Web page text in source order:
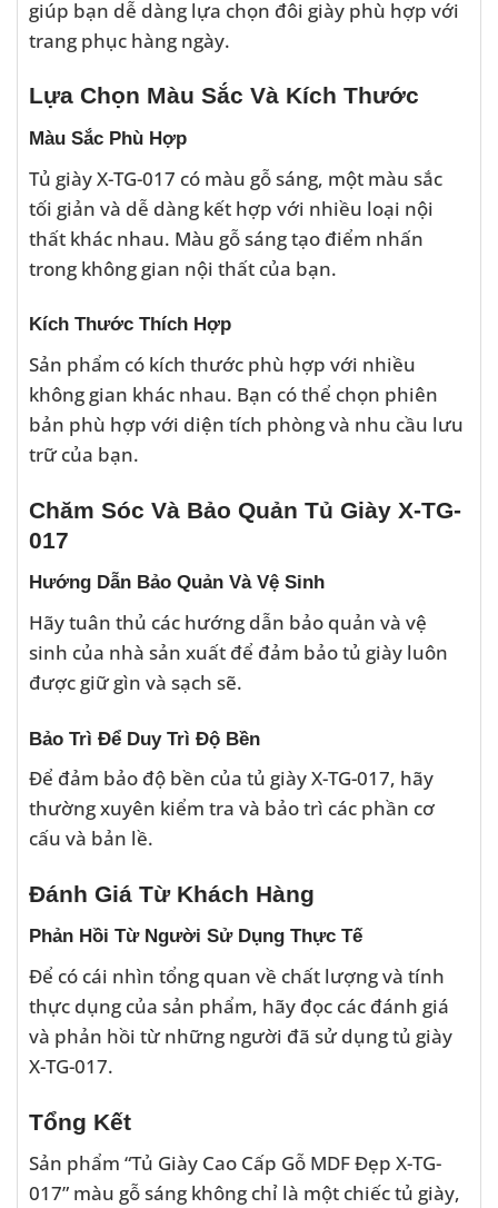
giúp bạn dễ dàng lựa chọn đôi giày phù hợp với
trang phục hàng ngày.
Lựa Chọn Màu Sắc Và Kích Thước
Màu Sắc Phù Hợp
Tủ giày X-TG-017 có màu gỗ sáng, một màu sắc
tối giản và dễ dàng kết hợp với nhiều loại nội
thất khác nhau. Màu gỗ sáng tạo điểm nhấn
trong không gian nội thất của bạn.
Kích Thước Thích Hợp
Sản phẩm có kích thước phù hợp với nhiều
không gian khác nhau. Bạn có thể chọn phiên
bản phù hợp với diện tích phòng và nhu cầu lưu
trữ của bạn.
Chăm Sóc Và Bảo Quản Tủ Giày X-TG-
017
Hướng Dẫn Bảo Quản Và Vệ Sinh
Hãy tuân thủ các hướng dẫn bảo quản và vệ
sinh của nhà sản xuất để đảm bảo tủ giày luôn
được giữ gìn và sạch sẽ.
Bảo Trì Để Duy Trì Độ Bền
Để đảm bảo độ bền của tủ giày X-TG-017, hãy
thường xuyên kiểm tra và bảo trì các phần cơ
cấu và bản lề.
Đánh Giá Từ Khách Hàng
Phản Hồi Từ Người Sử Dụng Thực Tế
Để có cái nhìn tổng quan về chất lượng và tính
thực dụng của sản phẩm, hãy đọc các đánh giá
và phản hồi từ những người đã sử dụng tủ giày
X-TG-017.
Tổng Kết
Sản phẩm “Tủ Giày Cao Cấp Gỗ MDF Đẹp X-TG-
017” màu gỗ sáng không chỉ là một chiếc tủ giày,